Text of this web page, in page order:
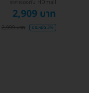
ราคาจองกับ HDmall
2,909 บาท
2,999 บาท ประหยัด 3%